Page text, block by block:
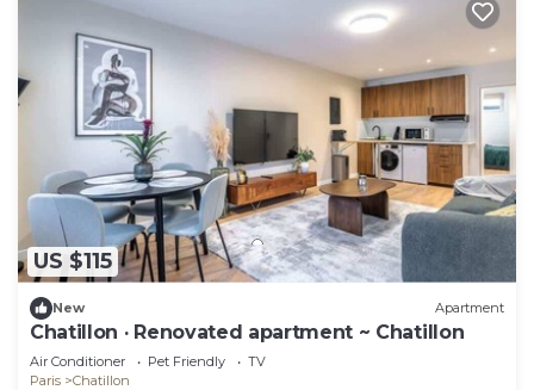
US $115
New Apartment
Chatillon · Renovated apartment ~ Chatillon
Air Conditioner Pet Friendly
TV
Paris
Chatillon